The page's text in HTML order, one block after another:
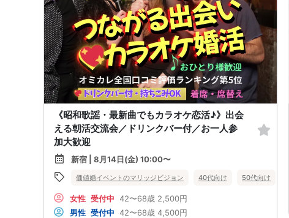
《昭和歌謡・最新曲でもカラオケ恋活♪》出会
える朝活交流会／ドリンクバー付／お一人参
加大歓迎
新宿 | 8月14日(金) 10:00〜
価値婚イベントのマリッジビジョン 40代向け 50代向け
女性 受付中 42〜68歳 2,500円
男性 受付中 42〜68歳 4,500円